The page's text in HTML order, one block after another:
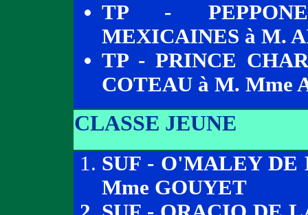
TP -
MEXICAINES à M.
TP - PRINCE
COTEAU à M. Mme
CLASSE JEUNE
SUF - O'MALEY DE
Mme GOUYET